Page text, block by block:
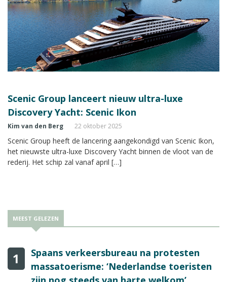
Scenic Group lanceert nieuw ultra-luxe
Discovery Yacht: Scenic Ikon
Kim van den Berg 22 oktober 2025
Scenic Group heeft de lancering aangekondigd van Scenic Ikon,
het nieuwste ultra-luxe Discovery Yacht binnen de vloot van de
rederij. Het schip zal vanaf april […]
MEEST GELEZEN
1
Spaans verkeersbureau na protesten
massatoerisme: ‘Nederlandse toeristen